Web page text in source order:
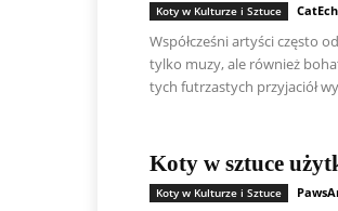
Koty w Kulturze i Sztuce
Współcześni artyści często
tylko muzy, ale również
tych futrzastych przyjaciół
Koty w sztuce
Koty w Kulturze i Sztuce